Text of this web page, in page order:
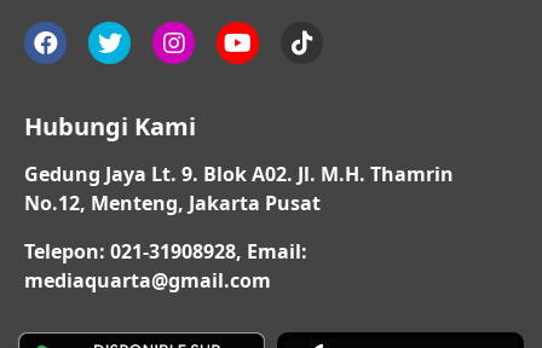
Hubungi Kami
Gedung Jaya Lt. 9. Blok A02. Jl. M.H. Thamrin
No.12, Menteng, Jakarta Pusat
Telepon: 021-31908928, Email:
mediaquarta@gmail.com